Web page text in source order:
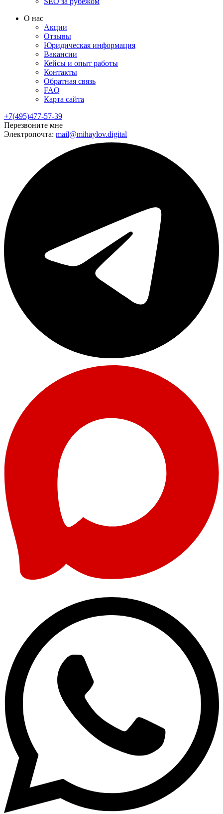
О нас
Акции
Отзывы
Юридическая информация
Вакансии
Кейсы и опыт работы
Контакты
Обратная связь
FAQ
Карта сайта
+7(495)477-57-39
Перезвоните мне
Электропочта: mail@mihaylov.digital